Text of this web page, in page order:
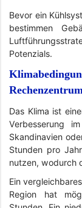
Bevor ein
bestimmen
Potenzials.
Das Klima ist
Verbesserung
Skandinavien
Stunden pro
nutzen, wodurch
Ein
Region hat